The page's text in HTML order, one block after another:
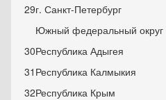
29г. Санкт-Петербург
Южный федеральный округ
30Республика Адыгея
31 Республика Калмыкия
32Республика Крым